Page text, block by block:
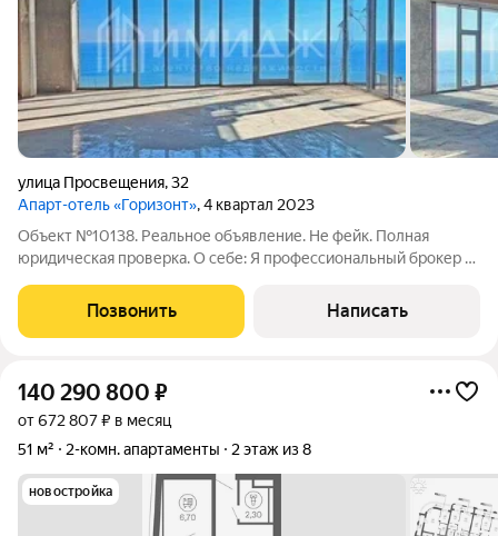
улица Просвещения,32
Апарт-отель «Горизонт», 4 квартал 2023
Объект №10138. Реальное объявление. Не фейк. Полная
юридическая проверка. О себе: Я профессиональный брокер с
проводником в мир курортной недвижимости. Одобрение
Ипотеки.Эти апартаменты не просто
Позвонить Написать
140 290 800 ₽
от 672 807 ₽ в месяц
51 м²
2-комн. апартаменты 2 этаж из 8
новостройка